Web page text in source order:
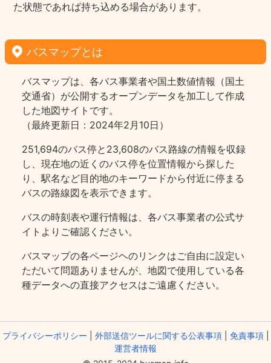
た状態であれば持ち込める場合があります。
バスマップとは
バスマップは、各バス事業者や国土数値情報（国土
交通省）が公開するオープンデータを加工して作成
した地図サイトです。
（最終更新日：2024年2月10日）
251,694のバス停と23,608のバス路線の情報を収録
し、現在地の近くのバス停を位置情報から探した
り、駅名など目的地のキーワードから付近に停まる
バスの路線図を表示できます。
バスの時刻表や運行情報は、各バス事業者の公式サ
イトよりご確認ください。
バスマップの各ページヘのリンクはご自由に設定い
ただいて問題ありませんが、地図で使用している各
種データへの直接アクセスはご遠慮ください。
プライバシーポリシー 外部送信ツールに関する公表事項| 免責事項|
運営者情報